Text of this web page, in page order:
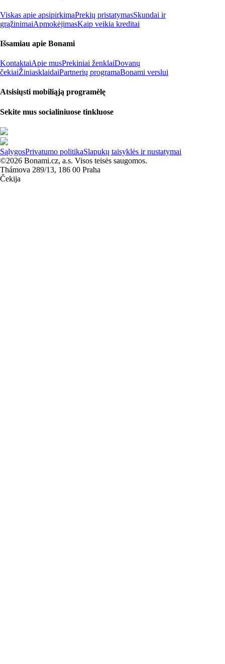
Viskas apie apsipirkimąPrekių pristatymasSkundai ir
grąžinimaiApmokėjimasKaip veikia kreditai
Išsamiau apie Bonami
KontaktaiApie musPrekiniai ženklaiDovanų
čekiaiŽiniasklaidaiPartnerių programaBonami verslui
Atsisiųsti mobiliąją programėlę
Sekite mus socialiniuose tinkluose
SąlygosPrivatumo politikaSlapukų taisyklės ir nustatymai
©2026 Bonami.cz, a.s. Visos teisės saugomos.
Thámova 289/13, 186 00 Praha
Čekija